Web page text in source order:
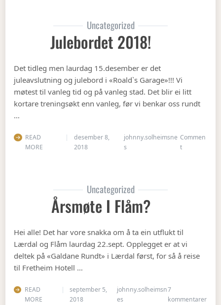
Uncategorized
Julebordet 2018!
Det tidleg men laurdag 15.desember er det
juleavslutning og julebord i «Roald`s Garage»!!! Vi
møtest til vanleg tid og på vanleg stad. Det blir ei litt
kortare treningsøkt enn vanleg, før vi benkar oss rundt
…
READ
MORE
desember 8,
2018
johnny.solheimsne
s
Commen
ton Julebordet
Uncategorized
Årsmøte I Flåm?
Hei alle! Det har vore snakka om å ta ein utflukt til
Lærdal og Flåm laurdag 22.sept. Opplegget er at vi
deltek på «Galdane Rundt» i Lærdal først, for så å reise
til Fretheim Hotell …
READ
MORE
september 5,
2018
johnny.solheimsn
es
7
kommentarertil